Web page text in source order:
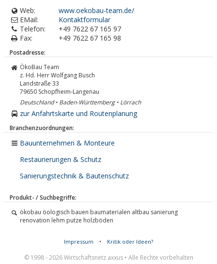
Web:
www.oekobau-team.de/
EMail:
Kontaktformular
Telefon:
+49 7622 67 165 97
Fax:
+49 7622 67 165 98
Postadresse:
ÖkoBau Team
z. Hd. Herr Wolfgang Busch
Landstraße 33
79650 Schopfheim-Langenau
Deutschland • Baden-Württemberg • Lörrach
zur Anfahrtskarte und Routenplanung
Branchenzuordnungen:
Bauunternehmen & Monteure
Restaurierungen & Schutz
Sanierungstechnik & Bautenschutz
Produkt- / Suchbegriffe:
ökobau öologisch bauen baumaterialen altbau sanierung
renovation lehm putze holzböden
Impressum • Kritik oder Ideen?
© 1998 - 2026 Wirtschaftsnetz axxus • Alle Rechte vorbehalten